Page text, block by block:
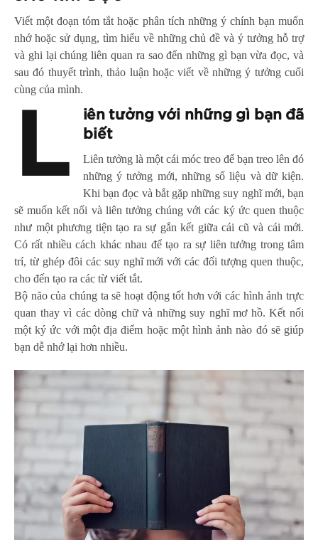
Viết một đoạn tóm tắt hoặc phân tích những ý chính bạn muốn
nhớ hoặc sử dụng, tìm hiểu về những chủ đề và ý tưởng hỗ trợ
và ghi lại chúng liên quan ra sao đến những gì bạn vừa đọc, và
sau đó thuyết trình, thảo luận hoặc viết về những ý tưởng cuối
cùng của mình.
L
iên tưởng với những gì bạn đã
biết
Liên tưởng là một cái móc treo để bạn treo lên đó
những ý tưởng mới, những số liệu và dữ kiện.
Khi bạn đọc và bắt gặp những suy nghĩ mới, bạn
sẽ muốn kết nối và liên tưởng chúng với các ký ức quen thuộc
như một phương tiện tạo ra sự gắn kết giữa cái cũ và cái mới.
Có rất nhiều cách khác nhau để tạo ra sự liên tưởng trong tâm
trí, từ ghép đôi các suy nghĩ mới với các đối tượng quen thuộc,
cho đến tạo ra các từ viết tắt.
Bộ não của chúng ta sẽ hoạt động tốt hơn với các hình ảnh trực
quan thay vì các dòng chữ và những suy nghĩ mơ hồ. Kết nối
một ký ức với một địa điểm hoặc một hình ảnh nào đó sẽ giúp
bạn dễ nhớ lại hơn nhiều.